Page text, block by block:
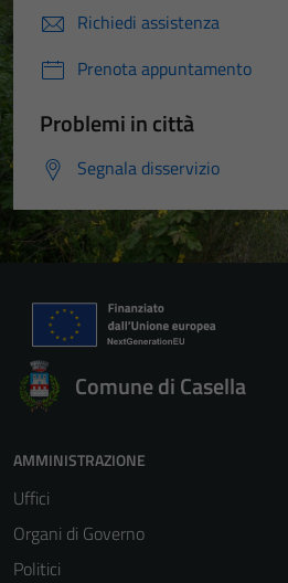
Richiedi assistenza
Prenota appuntamento
Problemi in città
Segnala disservizio
Comune di Casella
AMMINISTRAZIONE
Uffici
Organi di Governo
Politici